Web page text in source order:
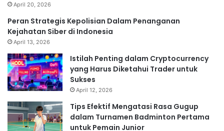
April 20, 2026
Peran Strategis Kepolisian Dalam Penanganan
Kejahatan Siber di Indonesia
April 13, 2026
Istilah Penting dalam Cryptocurrency
yang Harus Diketahui Trader untuk
Sukses
April 12, 2026
Tips Efektif Mengatasi Rasa Gugup
dalam Turnamen Badminton Pertama
untuk Pemain Junior